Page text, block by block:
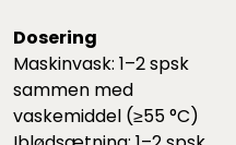
Dosering
Maskinvask: 1–2 spsk
sammen med
vaskemiddel (≥55 °C)